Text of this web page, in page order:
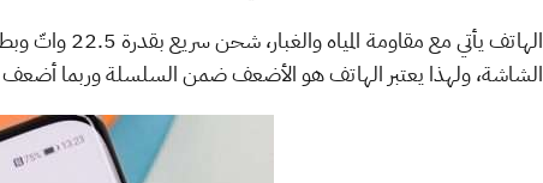
الشاشة، ولهذا يعتبر الهاتف هو الأضعف ضمن السلسلة وربما